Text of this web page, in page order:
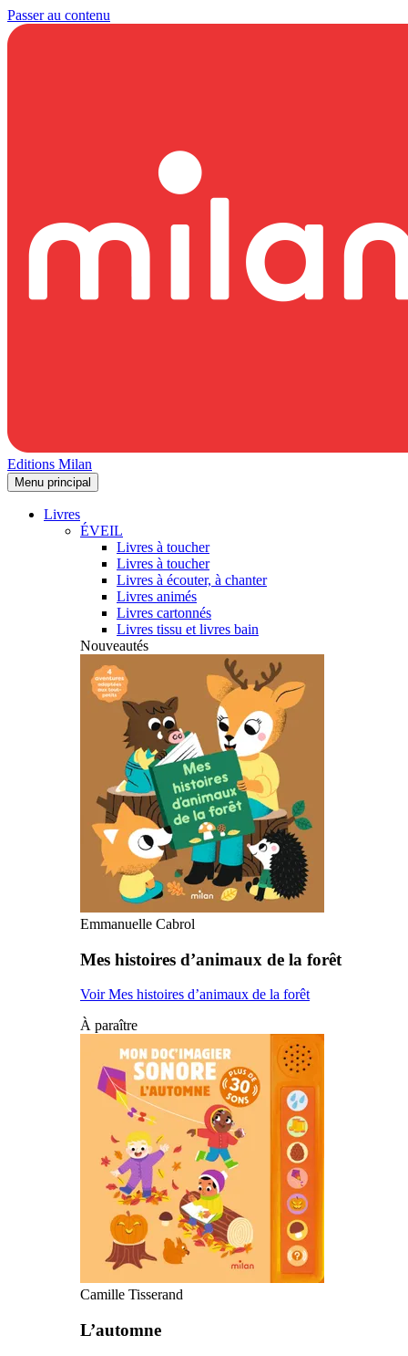
Passer au contenu
Editions Milan
Menu principal
Livres
ÉVEIL
Livres à toucher
Livres à toucher
Livres à écouter, à chanter
Livres animés
Livres cartonnés
Livres tissu et livres bain
Nouveautés
Emmanuelle Cabrol
Mes histoires d’animaux de la forêt
Voir Mes histoires d’animaux de la forêt
À paraître
Camille Tisserand
L’automne